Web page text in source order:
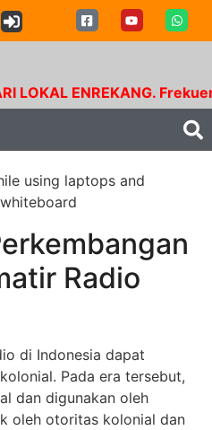
ENREKANG.
Radio
di Indonesia dapat
Pada era tersebut,
dan digunakan oleh
oleh otoritas kolonial dan